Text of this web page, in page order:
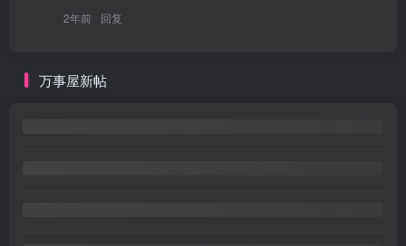
2年前 回复
万事屋新帖